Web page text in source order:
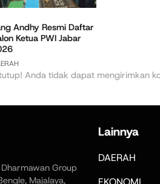
Andhy Resmi Daftar
Ketua PWI Jabar
Anda tidak dapat mengirimkan
Group
Majalaya,
Lainnya
DAERAH